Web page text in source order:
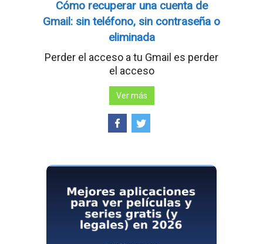
Cómo recuperar una cuenta de
Gmail: sin teléfono, sin contraseña o
eliminada
Perder el acceso a tu Gmail es perder
el acceso
Ver más